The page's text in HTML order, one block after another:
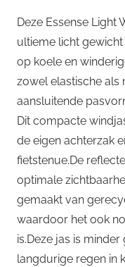
Deze Essense Light
ultieme licht
op koele en
zowel elastische als
aansluitende
Dit compacte
de eigen achterzak
fietstenue.De
optimale
gemaakt van
waardoor het ook
is.Deze jas is
langdurige regen in